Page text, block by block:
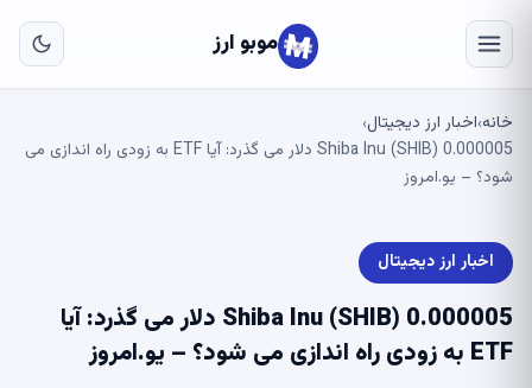
موبو ارز
خانه›اخبار ارز دیجیتال›
Shiba Inu (SHIB) 0.000005 دلار می گذرد: آیا ETF به زودی راه اندازی می
شود؟ – یو.امروز
اخبار ارز دیجیتال
Shiba Inu (SHIB) 0.000005 دلار می گذرد: آیا
ETF به زودی راه اندازی می شود؟ – یو.امروز